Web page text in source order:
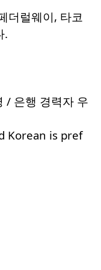
더럴웨이, 타코
.
은행 경력자 우
Korean is pref